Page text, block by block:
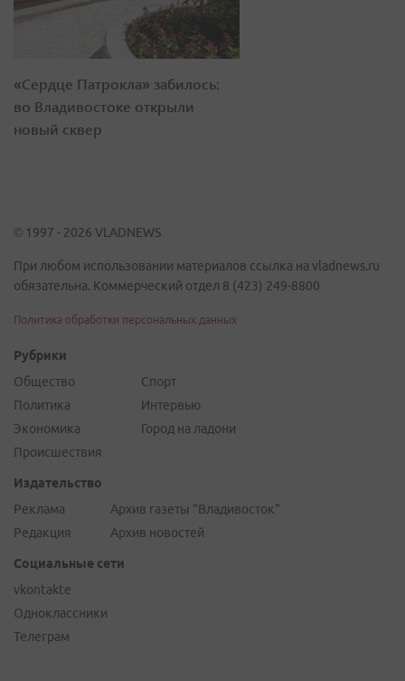
«Сердце Патрокла» забилось:
во Владивостоке открыли
новый сквер
© 1997 - 2026 VLADNEWS
При любом использовании материалов ссылка на vladnews.ru
обязательна. Коммерческий отдел 8 (423) 249-8800
Политика обработки персональных данных
Рубрики
Общество
Политика
Экономика
Происшествия
Спорт
Интервью
Город на ладони
Издательство
Реклама
Редакция
Архив газеты "Владивосток"
Архив новостей
Социальные сети
vkontakte
Одноклассники
Телеграм